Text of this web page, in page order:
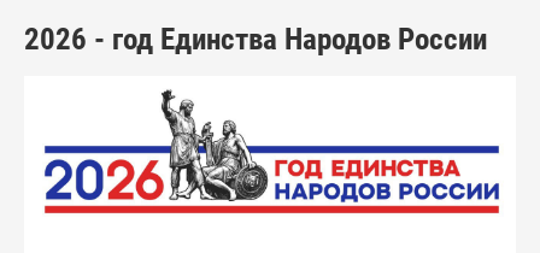
2026 - год Единства Народов России